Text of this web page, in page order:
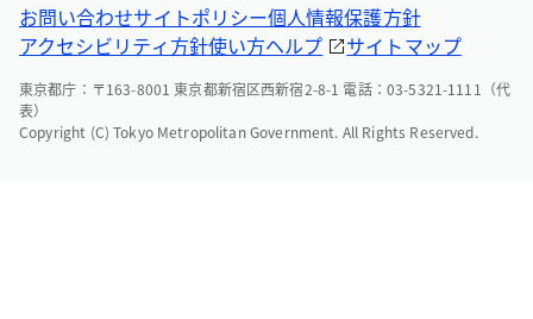
お問い合わせサイトポリシー個人情報保護方針
アクセシビリティ方針使い方ヘルプ サイトマップ
東京都庁：〒163-8001 東京都新宿区西新宿2-8-1 電話：03-5321-1111（代
表）
Copyright (C) Tokyo Metropolitan Government. All Rights Reserved.